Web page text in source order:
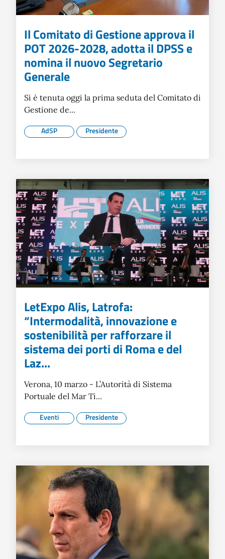
Il Comitato di Gestione approva il
POT 2026-2028, adotta il DPSS e
nomina il nuovo Segretario
Generale
Si è tenuta oggi la prima seduta del Comitato di
Gestione de...
AdSP Presidente
LetExpo Alis, Latrofa:
“Intermodalità, innovazione e
sostenibilità per rafforzare il
sistema dei porti di Roma e del
Laz...
Verona, 10 marzo - L’Autorità di Sistema
Portuale del Mar Ti...
Eventi Presidente